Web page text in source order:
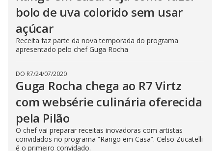
bolo de uva colorido sem usar
açúcar
Receita faz parte da nova temporada do programa
apresentado pelo chef Guga Rocha
DO R7/24/07/2020
Guga Rocha chega ao R7 Virtz
com websérie culinária oferecida
pela Pilão
O chef vai preparar receitas inovadoras com artistas
convidados no programa “Rango em Casa”. Celso Zucatelli
é o primeiro convidado.